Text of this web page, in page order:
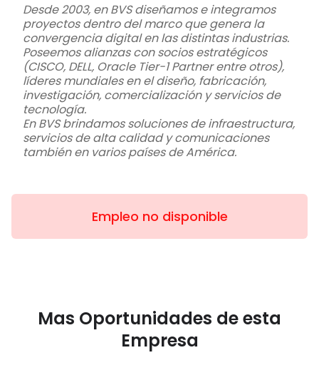
Desde 2003, en BVS diseñamos e integramos
proyectos dentro del marco que genera la
convergencia digital en las distintas industrias.
Poseemos alianzas con socios estratégicos
(CISCO, DELL, Oracle Tier-1 Partner entre otros),
líderes mundiales en el diseño, fabricación,
investigación, comercialización y servicios de
tecnología.
En BVS brindamos soluciones de infraestructura,
servicios de alta calidad y comunicaciones
también en varios países de América.
Empleo no disponible
Mas Oportunidades de esta
Empresa